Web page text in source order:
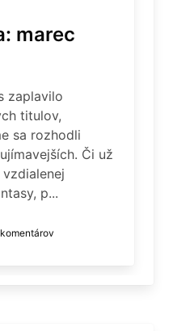
marec
zaplavilo
titulov,
sa rozhodli
Či už
p...